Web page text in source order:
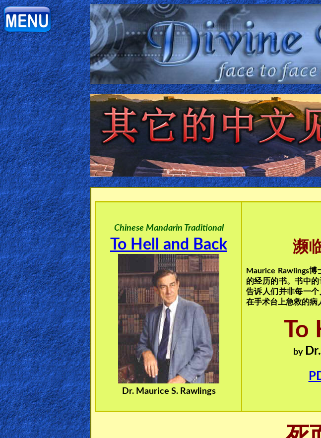
Home:
Mobile
Home: Original Style
ðŸ”
Search
Site
🎞
Christian
Netflix
🎞
Jewish
Stories
🎞
X-
Witch
🎞
X-
Muslim
MP3
Bible
Chinese Mandarin Traditional
To Hell and Back
Dr. Maurice S. Rawlings
濒
Maurice Rawlings
的经历的书。书中
告诉人们并非每一
在手术台上急救的病
To
by